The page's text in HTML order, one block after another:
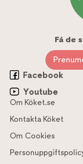
Få de
Facebook
Youtube
Om Köket.se
Kontakta Köket
Om Cookies